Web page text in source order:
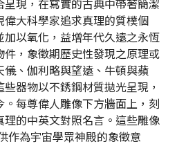
現，在寫實的古典中帶著簡潔
大科學家追求真理的質樸個
以氧化，益增年代久遠之永恆
，象徵期歷史性發現之原理或
、伽利略與望遠、牛頓與蘋
器物以不銹鋼材質拋光呈現，
每尊偉人雕像下方牆面上，刻
的中英文對照名言。這些雕像
作為宇宙學眾神殿的象徵意